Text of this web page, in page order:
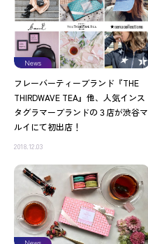
News
フレーバーティーブランド『THE
THIRDWAVE TEA』他、人気インス
タグラマーブランドの３店が渋谷マ
ルイにて初出店！
2018.12.03